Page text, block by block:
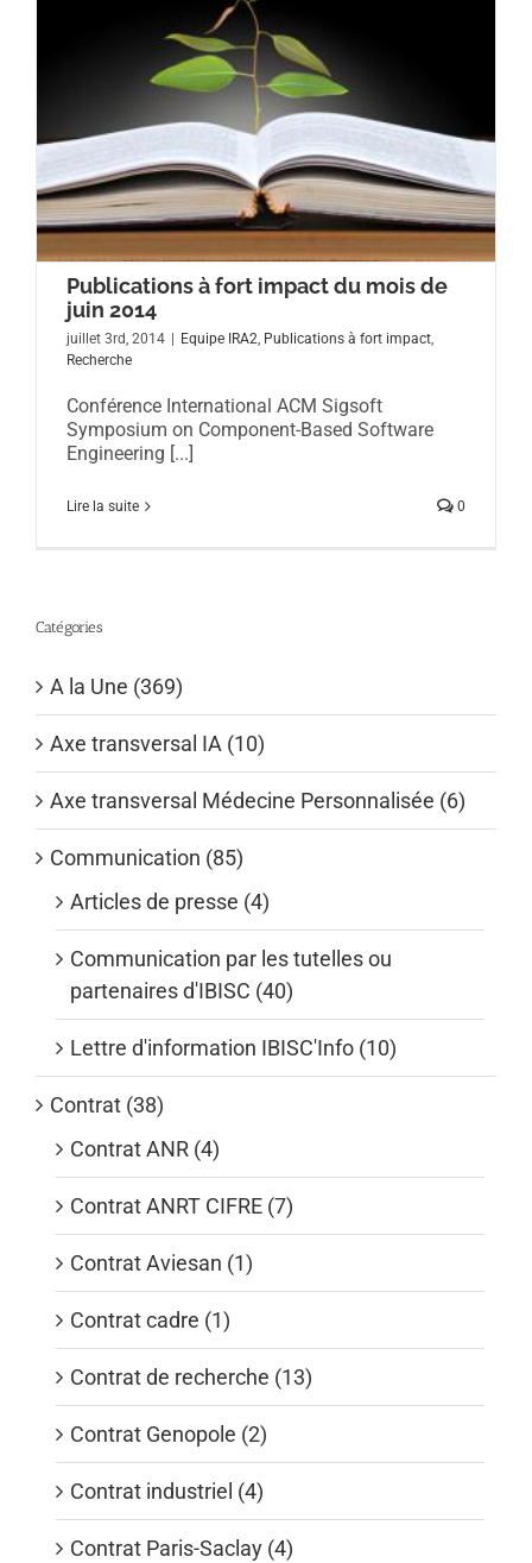
Publications à fort impact du mois de
juin 2014
juillet 3rd, 2014 Equipe IRA2, Publications à fort impact,
Recherche
Conférence International ACM Sigsoft
Symposium on Component-Based Software
Engineering [...]
Lire la suite 0
Catégories
A la Une (369)
Axe transversal IA (10)
Axe transversal Médecine Personnalisée (6)
Communication (85)
Articles de presse (4)
Communication par les tutelles ou
partenaires d'IBISC (40)
Lettre d'information IBISC'Info (10)
Contrat (38)
Contrat ANR (4)
Contrat ANRT CIFRE (7)
Contrat Aviesan (1)
Contrat cadre (1)
Contrat de recherche (13)
Contrat Genopole (2)
Contrat industriel (4)
Contrat Paris-Saclay (4)